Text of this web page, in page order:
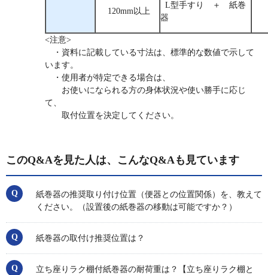
120mm以上
L型手すり ＋ 紙巻
器
<注意>
・資料に記載している寸法は、標準的な数値で示して
います。
・使用者が特定できる場合は、
お使いになられる方の身体状況や使い勝手に応じ
て、
取付位置を決定してください。
このQ&Aを見た人は、こんなQ&Aも見ています
紙巻器の推奨取り付け位置（便器との位置関係）を、教えて
ください。（設置後の紙巻器の移動は可能ですか？）
紙巻器の取付け推奨位置は？
立ち座りラク棚付紙巻器の耐荷重は？【立ち座りラク棚と